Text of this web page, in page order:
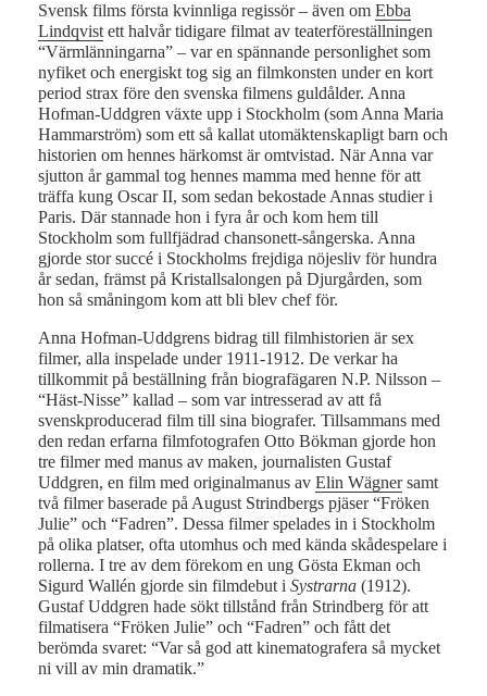
Svensk films första kvinnliga regissör – även om Ebba
Lindqvist ett halvår tidigare filmat av teaterföreställningen
“Värmlänningarna” – var en spännande personlighet som
nyfiket och energiskt tog sig an filmkonsten under en kort
period strax före den svenska filmens guldålder. Anna
Hofman-Uddgren växte upp i Stockholm (som Anna Maria
Hammarström) som ett så kallat utomäktenskapligt barn och
historien om hennes härkomst är omtvistad. När Anna var
sjutton år gammal tog hennes mamma med henne för att
träffa kung Oscar II, som sedan bekostade Annas studier i
Paris. Där stannade hon i fyra år och kom hem till
Stockholm som fullfjädrad chansonett-sångerska. Anna
gjorde stor succé i Stockholms frejdiga nöjesliv för hundra
år sedan, främst på Kristallsalongen på Djurgården, som
hon så småningom kom att bli blev chef för.
Anna Hofman-Uddgrens bidrag till filmhistorien är sex
filmer, alla inspelade under 1911-1912. De verkar ha
tillkommit på beställning från biografägaren N.P. Nilsson –
“Häst-Nisse” kallad – som var intresserad av att få
svenskproducerad film till sina biografer. Tillsammans med
den redan erfarna filmfotografen Otto Bökman gjorde hon
tre filmer med manus av maken, journalisten Gustaf
Uddgren, en film med originalmanus av Elin Wägnersamt
två filmer baserade på August Strindbergs pjäser “Fröken
Julie” och “Fadren”. Dessa filmer spelades in i Stockholm
på olika platser, ofta utomhus och med kända skådespelare i
rollerna. I tre av dem förekom en ung Gösta Ekman och
Sigurd Wallén gjorde sin filmdebut i Systrarna (1912).
Gustaf Uddgren hade sökt tillstånd från Strindberg för att
filmatisera “Fröken Julie” och “Fadren” och fått det
berömda svaret: “Var så god att kinematografera så mycket
ni vill av min dramatik.”